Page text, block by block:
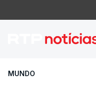
Flotilha
MUNDO